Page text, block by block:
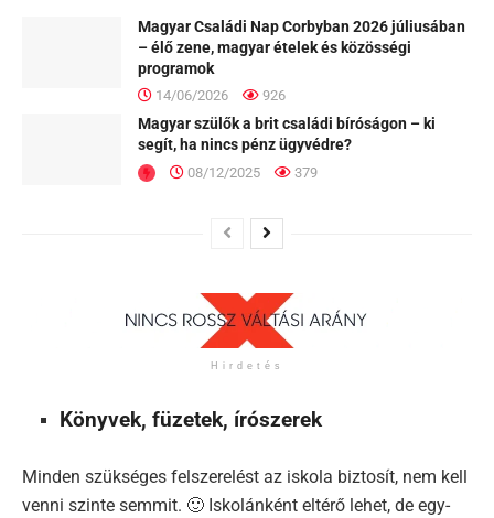
Magyar Családi Nap Corbyban 2026 júliusában
– élő zene, magyar ételek és közösségi
programok
14/06/2026 926
Magyar szülők a brit családi bíróságon – ki
segít, ha nincs pénz ügyvédre?
08/12/2025 379
Hirdetés
Könyvek, füzetek, írószerek
Minden szükséges felszerelést az iskola biztosít, nem kell
venni szinte semmit. 🙂 Iskolánként eltérő lehet, de egy-